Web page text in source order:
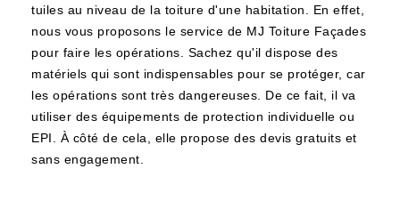
tuiles au niveau de la toiture d'une habitation. En effet,
nous vous proposons le service de MJ Toiture Façades
pour faire les opérations. Sachez qu'il dispose des
matériels qui sont indispensables pour se protéger, car
les opérations sont très dangereuses. De ce fait, il va
utiliser des équipements de protection individuelle ou
EPI. À côté de cela, elle propose des devis gratuits et
sans engagement.